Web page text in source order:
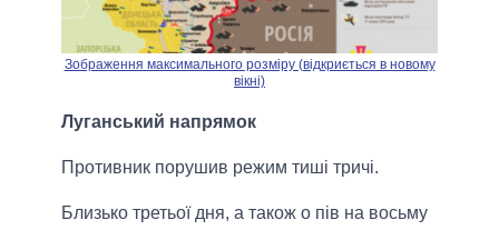
Зображення максимального розміру (відкриється в новому
вікні)
Луганський напрямок
Противник порушив режим тиші тричі.
Близько третьої дня, а також о пів на восьму